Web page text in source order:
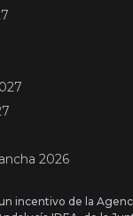
2026
incentivo de la